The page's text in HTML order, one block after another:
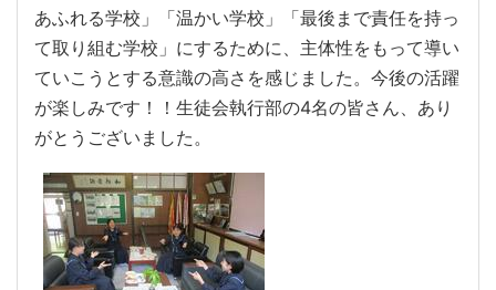
あふれる学校」「温かい学校」「最後まで責任を持っ
て取り組む学校」にするために、主体性をもって導い
ていこうとする意識の高さを感じました。今後の活躍
が楽しみです！！生徒会執行部の4名の皆さん、あり
がとうございました。